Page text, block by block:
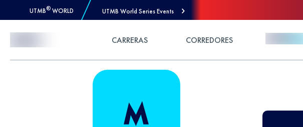
UTMB® WORLD UTMB World Series Events
CARRERAS CORREDORES